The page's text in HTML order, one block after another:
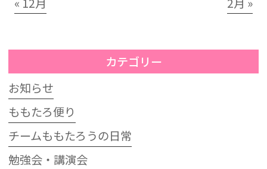
カテゴリー
お知らせ
ももたろ便り
チームももたろうの日常
勉強会・講演会